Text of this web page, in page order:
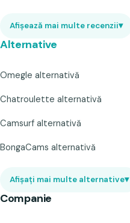
Afișează mai multe recenzii▾
Alternative
Omegle alternativă
Chatroulette alternativă
Camsurf alternativă
BongaCams alternativă
Afișați mai multe alternative▾
Companie